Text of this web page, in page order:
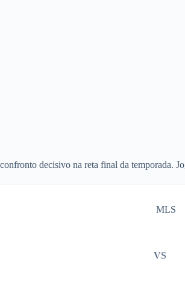
decisivo na reta final da temporada.
MLS
VS